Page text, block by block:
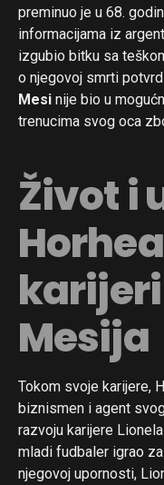
preminuo je u 68.
informacijama iz
izgubio bitku sa
o njegovoj smrti
Mesi nije bio u
trenucima svog oca
Život i
Mesija
Tokom svoje karijere,
biznismen i agent
razvoju karijere
mladi fudbaler igrao
njegovoj upornosti,